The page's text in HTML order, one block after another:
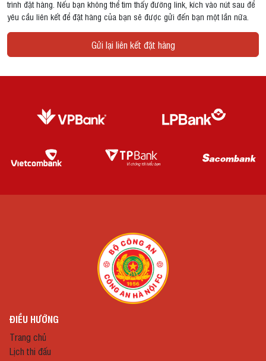
trình đặt hàng. Nếu bạn không thể tìm thấy đường link, kích vào nút sau để
yêu cầu liên kết để đặt hàng của bạn sẽ được gửi đến bạn một lần nữa.
Gửi lại liên kết đặt hàng
ĐIỀU HƯỚNG
Trang chủ
Lịch thi đấu